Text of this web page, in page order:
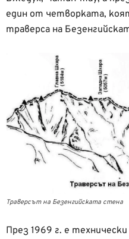
един от четворката,
траверса на
Траверсът на Безенгийската стена
През 1969 г. е